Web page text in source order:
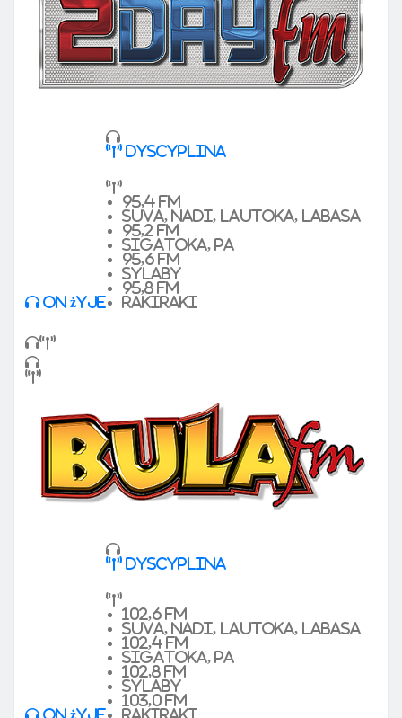
On żyje
dyscyplina
95,4 FM
Suva, Nadi, Lautoka, Labasa
95,2 FM
Sigatoka, pa
95,6 FM
sylaby
95,8 FM
Rakiraki
On żyje
dyscyplina
102,6 FM
Suva, Nadi, Lautoka, Labasa
102,4 FM
Sigatoka, pa
102,8 FM
sylaby
103,0 FM
Rakiraki